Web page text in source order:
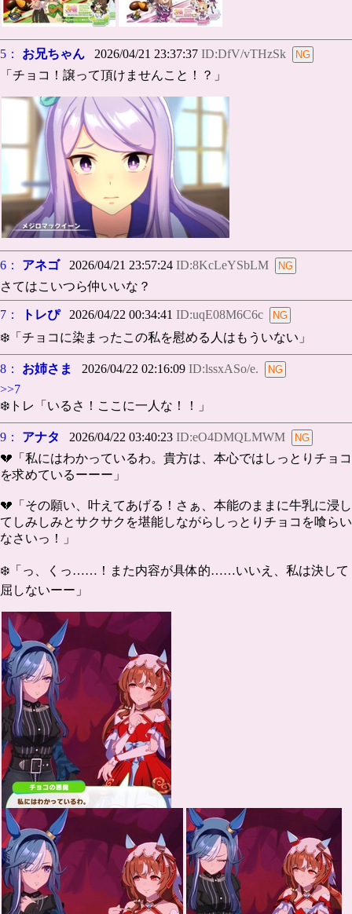
5： お兄ちゃん 2026/04/21 23:37:37 ID:DfV/vTHzSk
「チョコ！譲って頂けませんこと！？」
6： アネゴ2026/04/21 23:57:24 ID:8KcLeYSbLM
さてはこいつら仲いいな？
7： トレぴ2026/04/22 00:34:41 ID:uqE08M6C6c
❄️「チョコに染まったこの私を慰める人はもういない」
8： お姉さま 2026/04/22 02:16:09 ID:lssxASo/e.
>>7
❄️トレ「いるさ！ここに一人な！！」
9： アナタ 2026/04/22 03:40:23 ID:eO4DMQLMWM
💔「私にはわかっているわ。貴方は、本心ではしっとりチョコ
を求めているーーー」
💔「その願い、叶えてあげる！さぁ、本能のままに牛乳に浸し
てしみしみとサクサクを堪能しながらしっとりチョコを喰らい
なさいっ！」
❄️「っ、くっ……！また内容が具体的……いいえ、私は決して
屈しないーー」